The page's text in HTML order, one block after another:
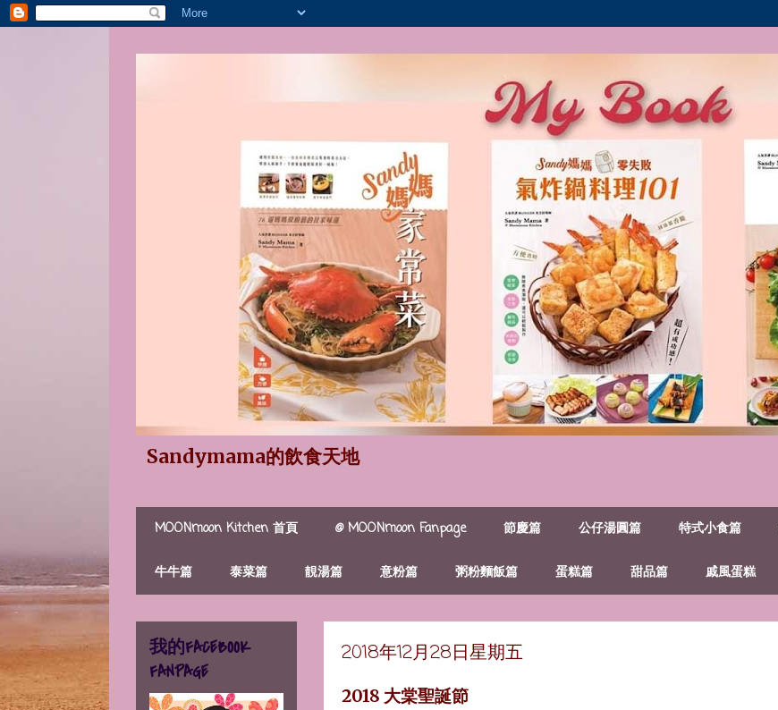
Sandymama的飲食天地
MOONmoon Kitchen 首頁 @ MOONmoon Fanpage 節慶篇 公仔湯圓篇 特式小食篇
牛牛篇 泰菜篇 靚湯篇 意粉篇 粥粉麵飯篇 蛋糕篇 甜品篇 戚風蛋糕
2018年12月28日星期五
2018 大棠聖誕節
我的FACEBOOK
FANPAGE